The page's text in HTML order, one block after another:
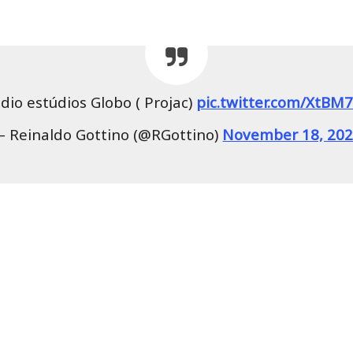
estúdios Globo ( Projac) pic.twitter.com/
Reinaldo Gottino (@RGottino) November 18,